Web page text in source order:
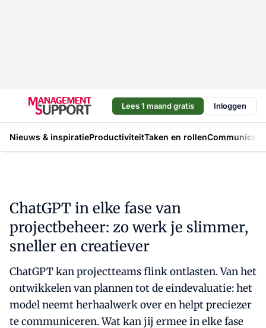
Lees 1 maand gratis Inloggen
Nieuws & inspiratieProductiviteitTaken en rollen
ChatGPT in elke fase van
projectbeheer: zo werk je slimmer,
sneller en creatiever
ChatGPT kan projectteams flink ontlasten. Van het
ontwikkelen van plannen tot de eindevaluatie: het
model neemt herhaalwerk over en helpt preciezer
te communiceren. Wat kan jij ermee in elke fase